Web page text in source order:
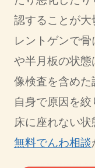
認することが大
レントゲンで
や半月板の状
像検査を含め
自身で原因を絞
床に座れない
無料でんわ相談